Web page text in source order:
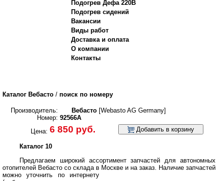
Подогрев Дефа 220В
Подогрев сидений
Вакансии
Виды работ
Доставка и оплата
О компании
Контакты
Каталог Вебасто / поиск по номеру
Производитель:
Номер:
Вебасто [Webasto AG Germany]
92566A
Цена: 6 850 руб. Добавить в корзину
Каталог 10
Предлагаем широкий ассортимент запчастей для автономных
отопителей Вебасто со склада в Москве и на заказ. Наличие запчастей
можно уточнить по интернету